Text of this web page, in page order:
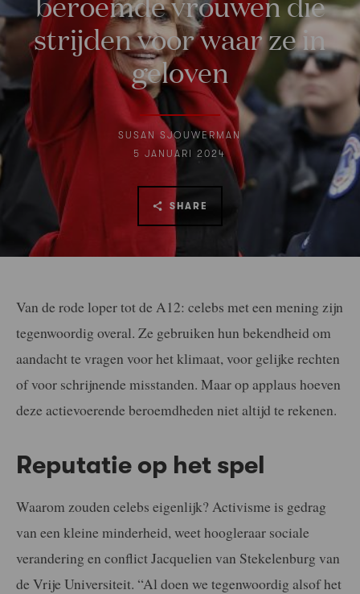
strijden voor waar ze in
geloven
SUSAN SJOUWERMAN
5 JANUARI 2024
SHARE
Van de rode loper tot de A12: celebs met een mening zijn
tegenwoordig overal. Ze gebruiken hun bekendheid om
aandacht te vragen voor het klimaat, voor gelijke rechten
of voor schrijnende misstanden. Maar op applaus hoeven
deze actievoerende beroemdheden niet altijd te rekenen.
Reputatie op het spel
Waarom zouden celebs eigenlijk? Activisme is gedrag
van een kleine minderheid, weet hoogleraar sociale
verandering en conflict Jacquelien van Stekelenburg van
de Vrije Universiteit. “Al doen we tegenwoordig alsof het